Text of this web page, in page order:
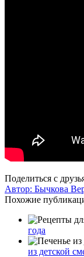
Поделиться с
Автор: Бычкова
Похожие
года
из детской